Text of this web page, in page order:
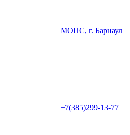
МОПС, г. Барнаул
+7(385)299-13-77